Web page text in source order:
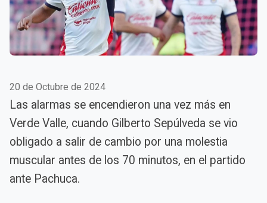
20 de Octubre de 2024
Las alarmas se encendieron una vez más en
Verde Valle, cuando Gilberto Sepúlveda se vio
obligado a salir de cambio por una molestia
muscular antes de los 70 minutos, en el partido
ante Pachuca.